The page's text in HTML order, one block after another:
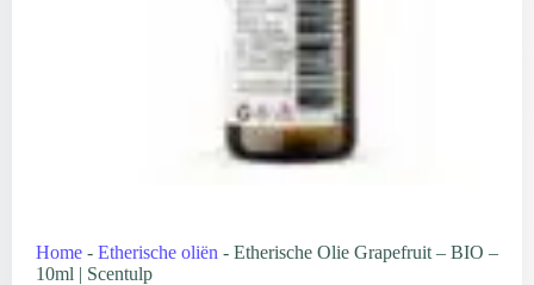
Home - Etherische oliën - Etherische Olie Grapefruit – BIO –
10ml | Scentulp